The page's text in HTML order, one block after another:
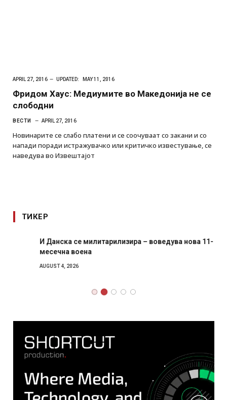
APRIL 27, 2016 UPDATED: MAY 11, 2016
Фридом Хаус: Медиумите во Македонија не се
слободни
ВЕСТИ APRIL 27, 2016
Новинарите се слабо платени и се соочуваат со закани и со
напади поради истражувачко или критичко известување, се
наведува во Извештајот
ТИКЕР
И Данска се милитарилизира – воведува нова 11-
месечна воена
AUGUST 4, 2026